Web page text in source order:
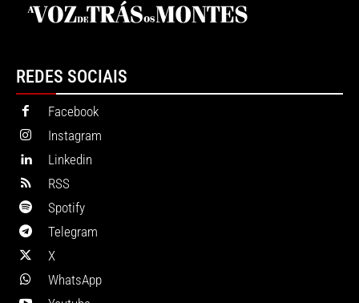
REDES SOCIAIS
Facebook
Instagram
Linkedin
RSS
Spotify
Telegram
X
WhatsApp